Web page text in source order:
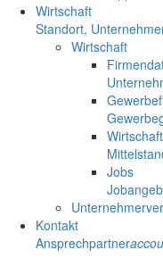
Wirtschaft
Standort,
Wirtschaft
Jobs
Kontakt
Ansprechpartner